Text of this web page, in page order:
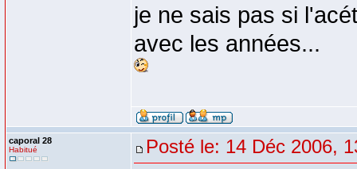
je ne sais pas si
avec les années...
caporal 28
Habitué Posté le: 14 Déc 2006,